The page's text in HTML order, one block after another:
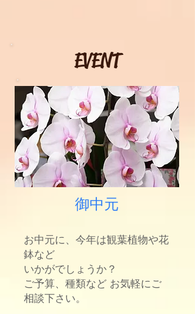
EVENT
御中元
お中元に、今年は観葉植物や花
鉢など
いかがでしょうか？
​ご予算、種類など お気軽にご
相談下さい。